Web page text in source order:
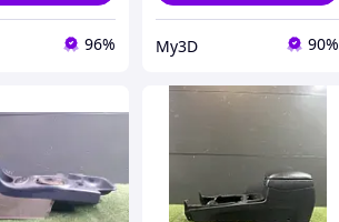
96% My3D 90%